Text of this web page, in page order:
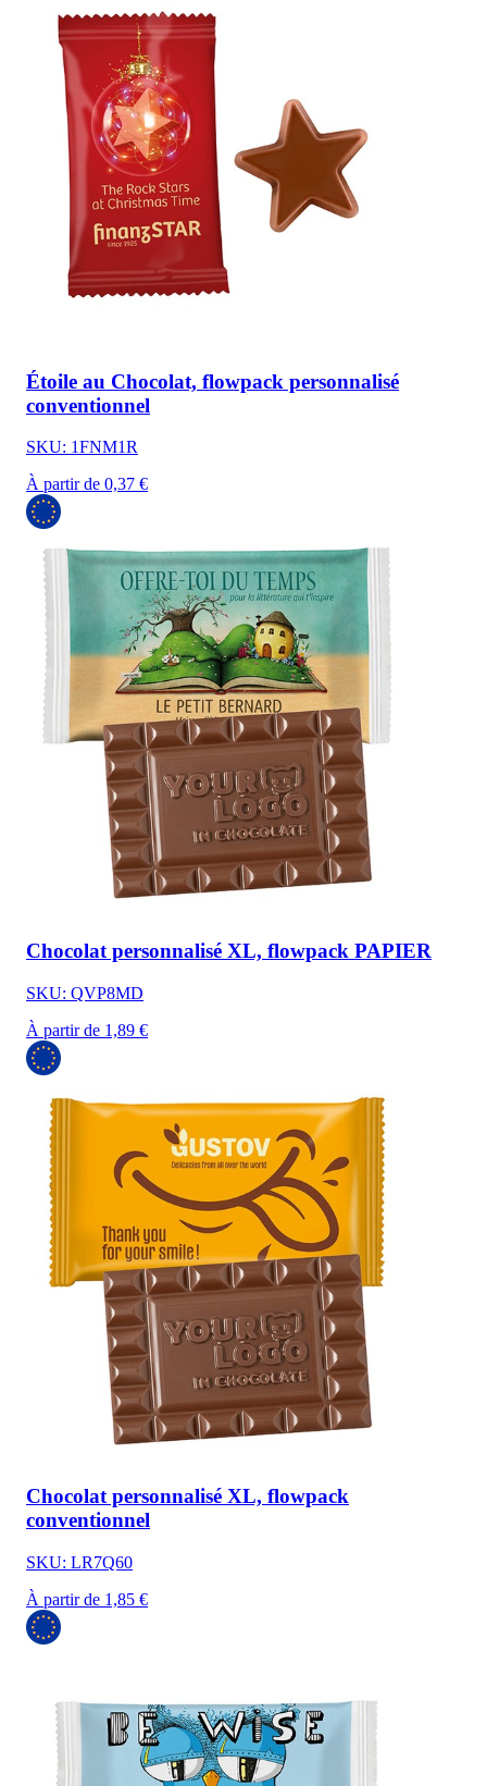
Étoile au Chocolat, flowpack personnalisé
conventionnel
SKU: 1FNM1R
À partir de 0,37 €
Chocolat personnalisé XL, flowpack PAPIER
SKU: QVP8MD
À partir de 1,89 €
Chocolat personnalisé XL, flowpack
conventionnel
SKU: LR7Q60
À partir de 1,85 €